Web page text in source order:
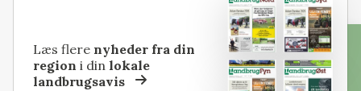
Læs flere nyheder fra din
region i dinlokale
landbrugsavis